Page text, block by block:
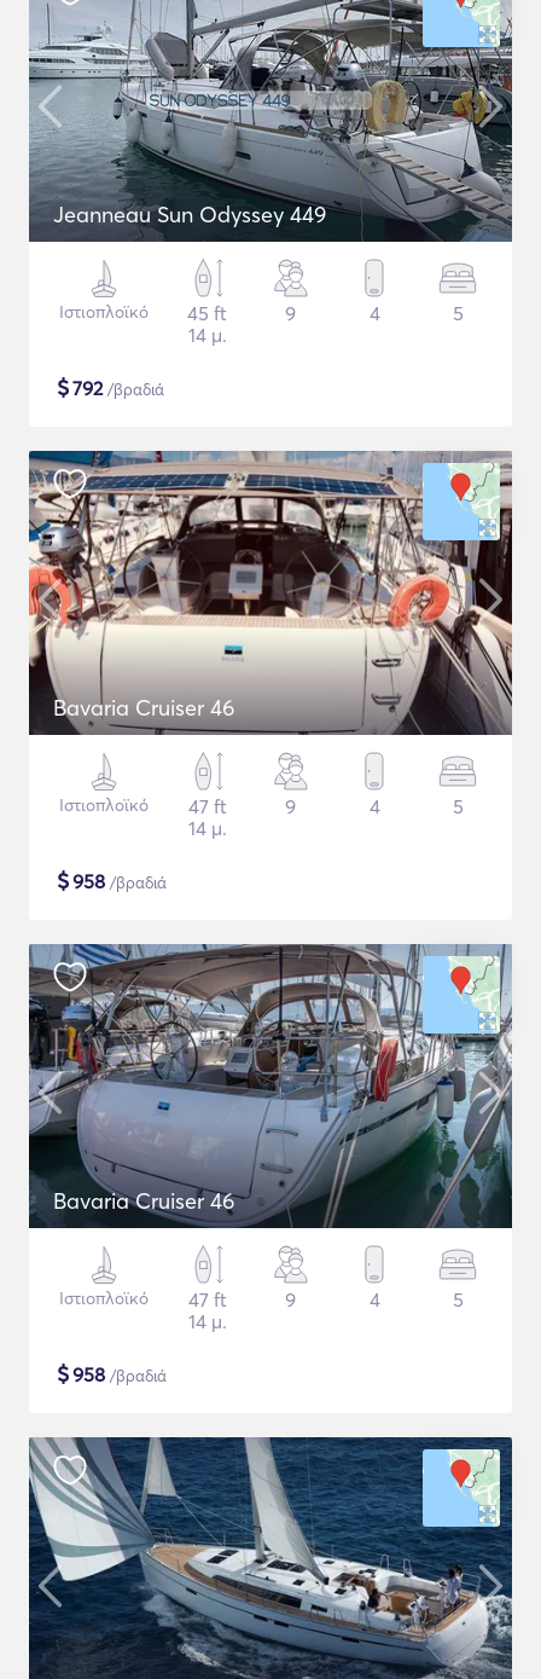
Jeanneau Sun Odyssey 449
Ιστιοπλοϊκό
45 ft
14 μ.
9 4 5
$792/βραδιά
Bavaria Cruiser 46
Ιστιοπλοϊκό
47 ft
14 μ.
9 4 5
$958 /βραδιά
Bavaria Cruiser 46
Ιστιοπλοϊκό
47 ft
14 μ.
9 4 5
$958 /βραδιά